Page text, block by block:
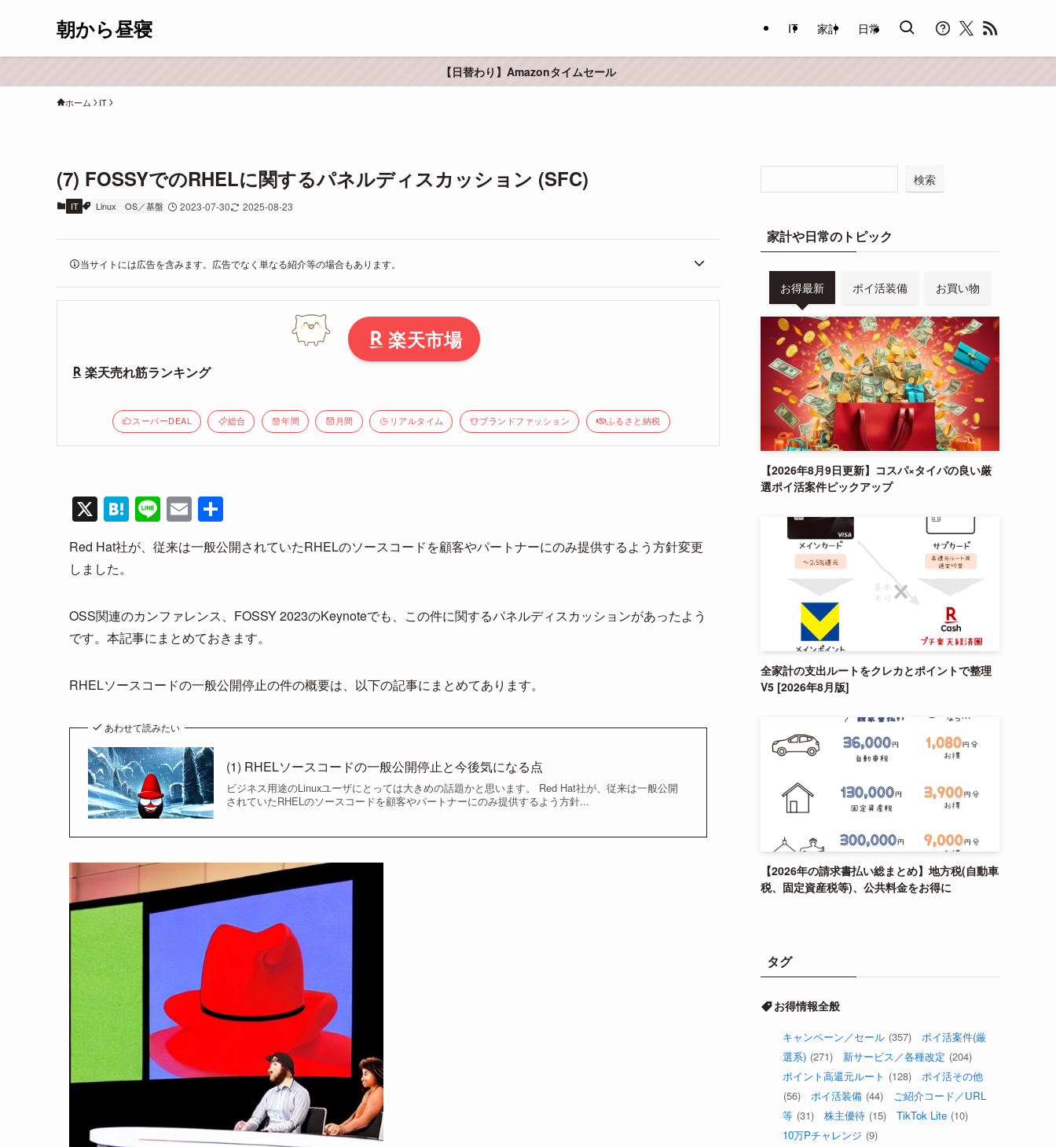
朝から昼寝 IT 家計 日常
【日替わり】Amazonタイムセール
ホーム IT
(7) FOSSYでのRHELに関するパネルディスカッション (SFC)
IT Linux OS／基盤 2023-07-30 2025-08-23
当サイトには広告を含みます。広告でなく単なる紹介等の場合もあります。
楽天市場
楽天売れ筋ランキング
スーパーDEAL 総合 年間 月間 リアルタイム ブランドファッション ふるさと納税
X H
at
e
a
Li
n
e
E
m
ail
有
Red Hat社が、従来は一般公開されていたRHELのソースコードを顧客やパートナーにのみ提供するよう方針変更
しました。
OSS関連のカンファレンス、FOSSY 2023のKeynoteでも、この件に関するパネルディスカッションがあったよう
です。本記事にまとめておきます。
RHELソースコードの一般公開停止の件の概要は、以下の記事にまとめてあります。
あわせて読みたい
(1) RHELソースコードの一般公開停止と今後気になる点
ビジネス用途のLinuxユーザにとっては大きめの話題かと思います。 Red Hat社が、従来は一般公開
されていたRHELのソースコードを顧客やパートナーにのみ提供するよう方針...
検索
家計や日常のトピック
お得最新 ポイ活装備 お買い物
【2026年8月9日更新】コスパ×タイパの良い厳
選ポイ活案件ピックアップ
全家計の支出ルートをクレカとポイントで整理
V5 [2026年8月版]
【2026年の請求書払い総まとめ】地方税(自動車
税、固定資産税等)、公共料金をお得に
タグ
お得情報全般
キャンペーン／セール (357)
ポイ活案件(厳
選系) (271) 新サービス／各種改定 (204)
ポイント高還元ルート (128)
ポイ活その他
(56)
ポイ活装備 (44)
ご紹介コード／URL
等 (31) 株主優待 (15) TikTok Lite (10)
10万Pチャレンジ (9)